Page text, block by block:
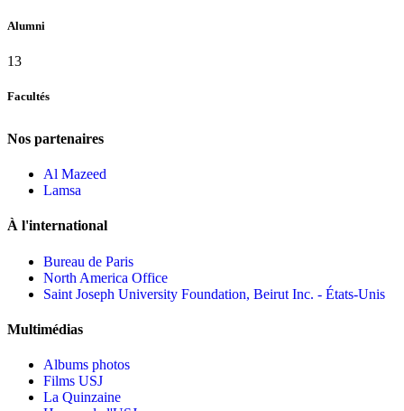
Alumni
13
Facultés
Nos partenaires
Al Mazeed
Lamsa
À l'international
Bureau de Paris
North America Office
Saint Joseph University Foundation, Beirut Inc. - États-Unis
Multimédias
Albums photos
Films USJ
La Quinzaine